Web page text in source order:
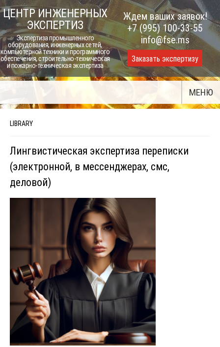
Skip
to
content
ЦЕНТР ИНЖЕНЕРНЫХ
ЭКСПЕРТИЗ
Экспертиза промышленного
оборудования, инженерных сетей,
компьютерной техники и программного
обеспечения, строительно-техническая
и пожарно-техническая экспертиза
Ждем ваших заявок!
+7 (995) 100-33-55
info@fse.ms
Заказать экспертизу
МЕНЮ
LIBRARY
Лингвистическая экспертиза переписки
(электронной, в мессенджерах, смс,
деловой)